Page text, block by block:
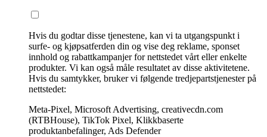
Hvis du godtar disse tjenestene, kan vi ta utgangspunkt i
surfe- og kjøpsatferden din og vise deg reklame, sponset
innhold og rabattkampanjer for nettstedet vårt eller enkelte
produkter. Vi kan også måle resultatet av disse aktivitetene.
Hvis du samtykker, bruker vi følgende tredjepartstjenester på
nettstedet:
Meta-Pixel, Microsoft Advertising, creativecdn.com
(RTBHouse), TikTok Pixel, Klikkbaserte
produktanbefalinger, Ads Defender